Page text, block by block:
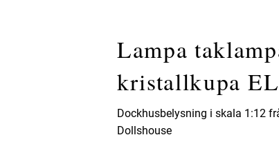
Lampa
kristallkupa EL
Dockhusbelysning i skala 1:12
Dollshouse